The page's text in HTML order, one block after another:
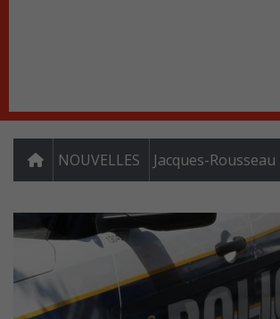
NOUVELLES Jacques-Rousseau